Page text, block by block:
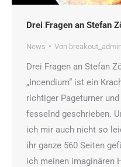
Drei Fragen an Stefan
News Von breakout_admin
Drei Fragen an Stefan
„Incendium“ ist ein
richtiger Pageturner
fesselnd geschrieben.
ich mir auch nicht so
ihr ganze 560 Seiten
ich meinen imaginären